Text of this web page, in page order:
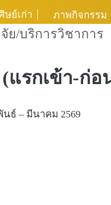
ษย์เก่า
Facebook
ย/บริการวิชาการ
รกเข้า-ก่อ
ธ์ – มีนาคม 2569